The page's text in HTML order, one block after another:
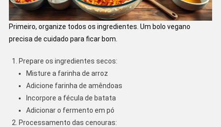
Primeiro, organize todos os ingredientes. Um bolo vegano
precisa de cuidado para ficar bom.
Prepare os ingredientes secos:
Misture a farinha de arroz
Adicione farinha de amêndoas
Incorpore a fécula de batata
Adicionar o fermento em pó
Processamento das cenouras: